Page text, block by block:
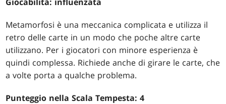
Metamorfosi è una meccanica complicata e utilizza il
retro delle carte in un modo che poche altre carte
utilizzano. Per i giocatori con minore esperienza è
quindi complessa. Richiede anche di girare le carte, che
a volte porta a qualche problema.
Punteggio nella Scala Tempesta: 4